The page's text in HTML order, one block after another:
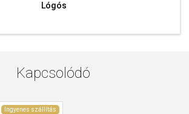
Lógós
Kapcsolódó
Ingyenes szállítás